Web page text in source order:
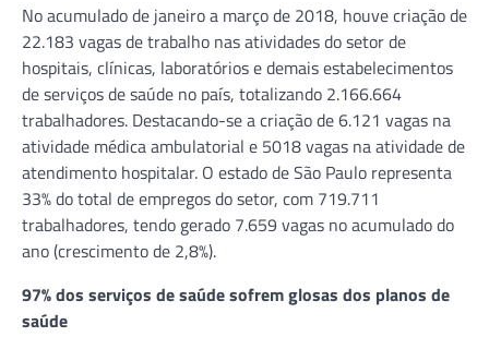
No acumulado de janeiro a março de 2018, houve criação de
22.183 vagas de trabalho nas atividades do setor de
hospitais, clínicas, laboratórios e demais estabelecimentos
de serviços de saúde no país, totalizando 2.166.664
trabalhadores. Destacando-se a criação de 6.121 vagas na
atividade médica ambulatorial e 5018 vagas na atividade de
atendimento hospitalar. O estado de São Paulo representa
33% do total de empregos do setor, com 719.711
trabalhadores, tendo gerado 7.659 vagas no acumulado do
ano (crescimento de 2,8%).
97% dos serviços de saúde sofrem glosas dos planos de
saúde